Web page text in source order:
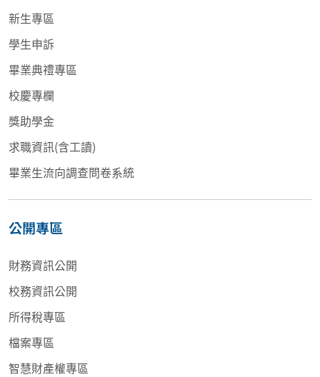
新生專區
學生申訴
畢業典禮專區
校慶專欄
獎助學金
求職資訊(含工讀)
畢業生流向調查問卷系統
公開專區
財務資訊公開
校務資訊公開
所得稅專區
檔案專區
智慧財產權專區